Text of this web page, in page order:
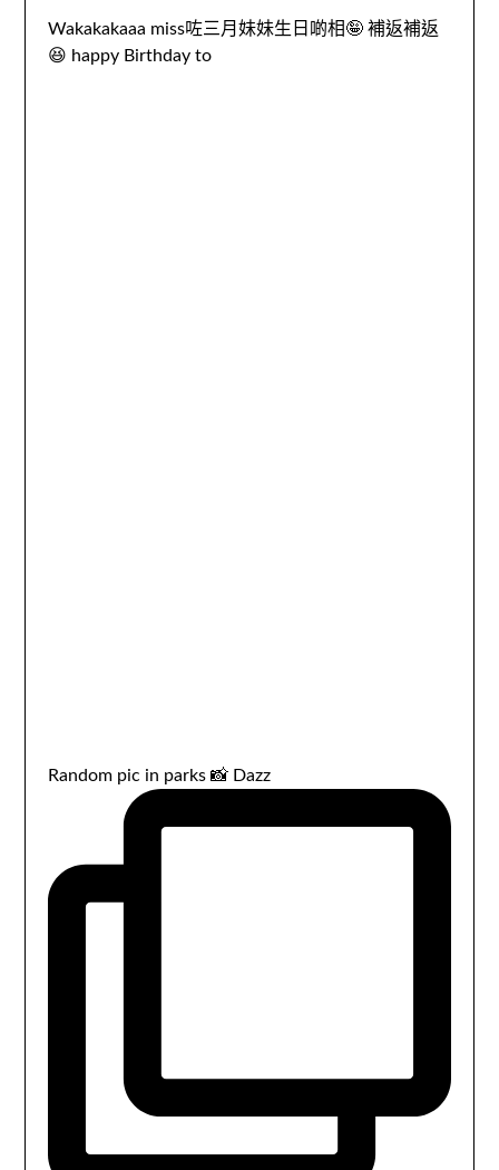
Wakakakaaa miss咗三月妹妹生日啲相🤪 補返補返
😆 happy Birthday to
Random pic in parks 📸 Dazz